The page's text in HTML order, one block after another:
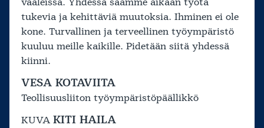
tukevia ja kehittäviä muutoksia. Ihminen ei ole
kone. Turvallinen ja terveellinen työympäristö
kuuluu meille kaikille. Pidetään siitä yhdessä
kiinni.
VESA KOTAVIITA
Teollisuusliiton työympäristöpäällikkö
KUVA KITI HAILA